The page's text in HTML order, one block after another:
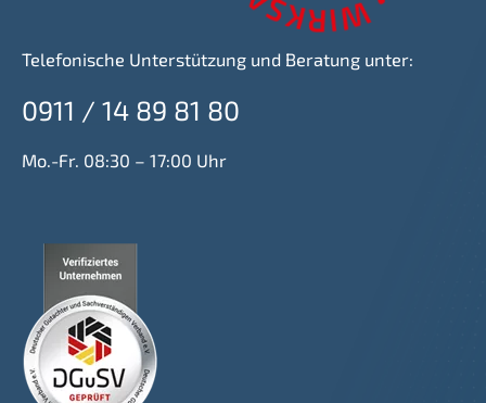
Telefonische Unterstützung und Beratung unter:
0911 / 14 89 81 80
Mo.-Fr. 08:30 – 17:00 Uhr